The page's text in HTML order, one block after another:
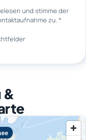
und stimme der
zu.*
&